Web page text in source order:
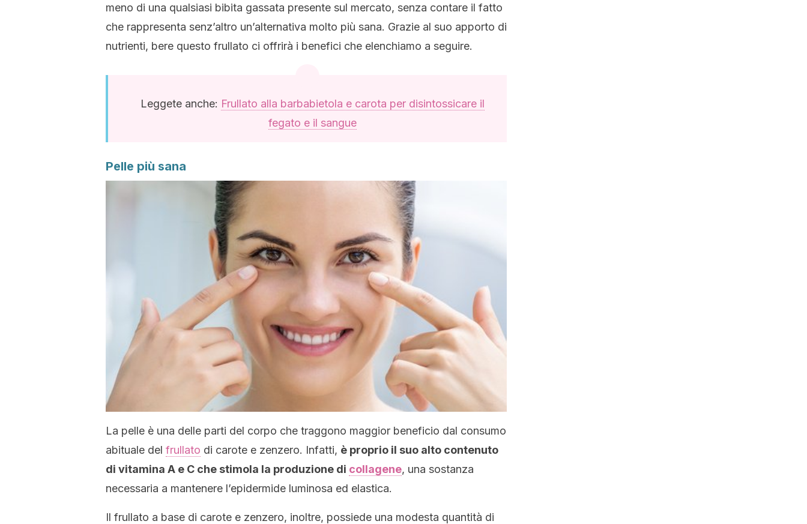
meno di una qualsiasi bibita gassata presente sul mercato, senza contare il fatto
che rappresenta senz’altro un’alternativa molto più sana. Grazie al suo apporto di
nutrienti, bere questo frullato ci offrirà i benefici che elenchiamo a seguire.
Leggete anche: Frullato alla barbabietola e carota per disintossicare il
fegato e il sangue
Pelle più sana
La pelle è una delle parti del corpo che traggono maggior beneficio dal consumo
abituale del frullato di carote e zenzero. Infatti, è proprio il suo alto contenuto
di vitamina A e C che stimola la produzione di collagene, una sostanza
necessaria a mantenere l’epidermide luminosa ed elastica.
Il frullato a base di carote e zenzero, inoltre, possiede una modesta quantità di